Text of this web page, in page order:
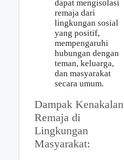
dapat mengisolasi
remaja dari
lingkungan sosial
yang positif,
mempengaruhi
hubungan dengan
teman, keluarga,
dan masyarakat
secara umum.
Dampak Kenakalan
Remaja di
Lingkungan
Masyarakat: